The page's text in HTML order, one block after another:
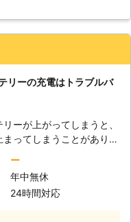
（以後ジャンプスタータ
②ジャンプスターターを
ケーブルでバッテリーに繋
スターターでバッテリ
ンがかかる程度の電気を送
ジンが動き出す 「え、
うかもしれません。しか
ていない作業ではケーブ
です。弊社にジャンプス
ご依頼いただければ、お
ることなく無事にエンジ
対処をおこなうこともでき
依頼するのがおすすめで
に作業をおこなってほし
達までお問い合わせくださ
任せください】 有馬株
東京都・埼玉県・千葉県・
対応しております。 経
リーの充電はトラブルバ
ーが上がってしまうと、
まってしまうことがありま
などの夜道で人があまりい
でバッテリーが上がってし
復旧できるかわからなく
でしょう。 「できる
ー
年中無休
24時間対応